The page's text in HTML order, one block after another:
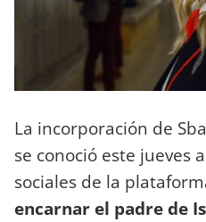
La incorporación de
se conoció este jueves
sociales de la
encarnar el padre de